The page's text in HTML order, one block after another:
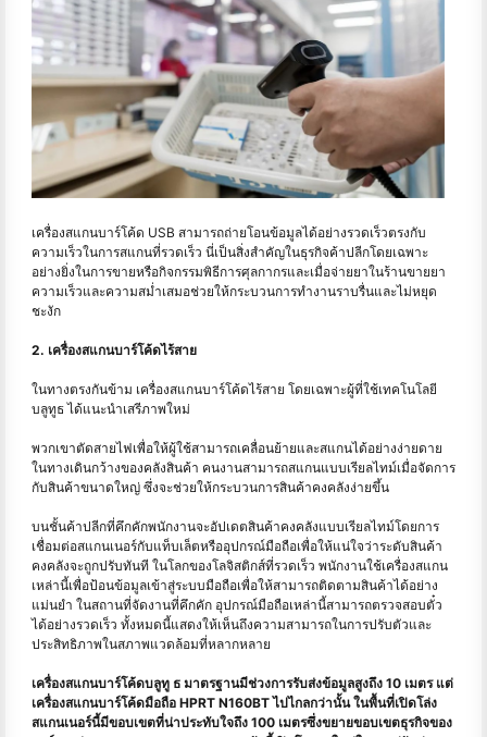
เครื่องสแกนบาร์โค้ด USB สามารถถ่ายโอนข้อมูลได้อย่างรวดเร็วตรงกับ
ความเร็วในการสแกนที่รวดเร็ว นี่เป็นสิ่งสำคัญในธุรกิจค้าปลีกโดยเฉพาะ
อย่างยิ่งในการขายหรือกิจกรรมพิธีการศุลกากรและเมื่อจ่ายยาในร้านขายยา
ความเร็วและความสม่ำเสมอช่วยให้กระบวนการทำงานราบรื่นและไม่หยุด
ชะงัก
2. เครื่องสแกนบาร์โค้ดไร้สาย
ในทางตรงกันข้าม เครื่องสแกนบาร์โค้ดไร้สาย โดยเฉพาะผู้ที่ใช้เทคโนโลยี
บลูทูธ ได้แนะนําเสรีภาพใหม่
พวกเขาตัดสายไฟเพื่อให้ผู้ใช้สามารถเคลื่อนย้ายและสแกนได้อย่างง่ายดาย
ในทางเดินกว้างของคลังสินค้า คนงานสามารถสแกนแบบเรียลไทม์เมื่อจัดการ
กับสินค้าขนาดใหญ่ ซึ่งจะช่วยให้กระบวนการสินค้าคงคลังง่ายขึ้น
บนชั้นค้าปลีกที่คึกคักพนักงานจะอัปเดตสินค้าคงคลังแบบเรียลไทม์โดยการ
เชื่อมต่อสแกนเนอร์กับแท็บเล็ตหรืออุปกรณ์มือถือเพื่อให้แน่ใจว่าระดับสินค้า
คงคลังจะถูกปรับทันที ในโลกของโลจิสติกส์ที่รวดเร็ว พนักงานใช้เครื่องสแกน
เหล่านี้เพื่อป้อนข้อมูลเข้าสู่ระบบมือถือเพื่อให้สามารถติดตามสินค้าได้อย่าง
แม่นยำ ในสถานที่จัดงานที่คึกคัก อุปกรณ์มือถือเหล่านี้สามารถตรวจสอบตั๋ว
ได้อย่างรวดเร็ว ทั้งหมดนี้แสดงให้เห็นถึงความสามารถในการปรับตัวและ
ประสิทธิภาพในสภาพแวดล้อมที่หลากหลาย
เครื่องสแกนบาร์โค้ดบลูทู ธ มาตรฐานมีช่วงการรับส่งข้อมูลสูงถึง 10 เมตร แต่
เครื่องสแกนบาร์โค้ดมือถือ HPRT N160BT ไปไกลกว่านั้น ในพื้นที่เปิดโล่ง
สแกนเนอร์นี้มีขอบเขตที่น่าประทับใจถึง 100 เมตรซึ่งขยายขอบเขตธุรกิจของ